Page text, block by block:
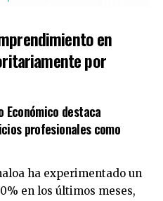
en
por
Económico destaca
profesionales como
ha experimentado un
en los últimos meses,